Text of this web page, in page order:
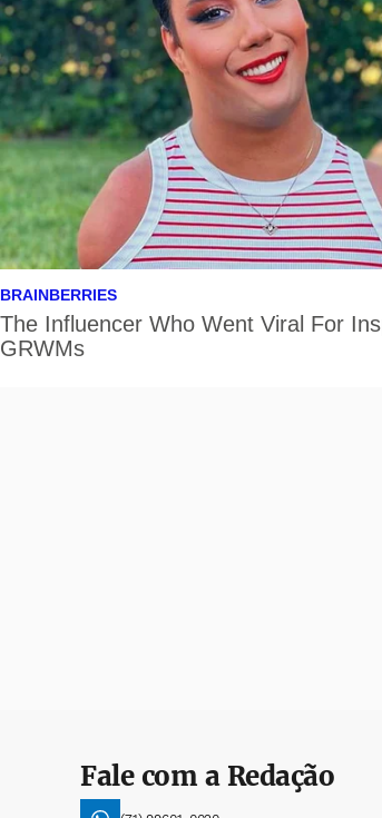
Fale com a Redação